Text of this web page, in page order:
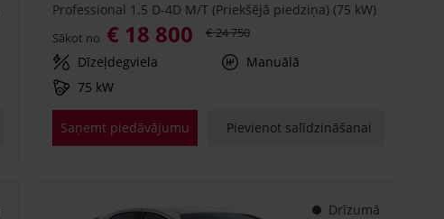
Professional 1.5 D-4D M/T (Priekšējā piedziņa) (75 kW)
Sākot no € 18 800 € 24 750
Dīzeļdegviela
Manuālā
75 kW
Saņemt piedāvājumu Pievienot salīdzināšanai
Drīzumā